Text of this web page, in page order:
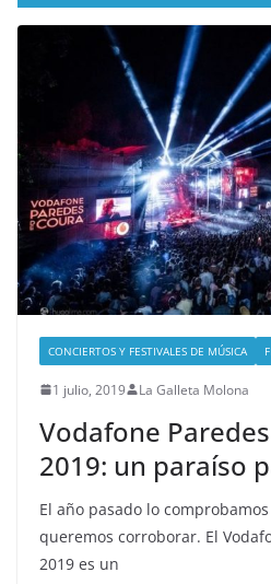
CONCIERTOS Y FESTIVALES DE MÚSICA
1 julio, 2019 La Galleta Molona
Vodafone
2019: un paraíso
El año pasado lo
queremos corroborar. El
2019 es un